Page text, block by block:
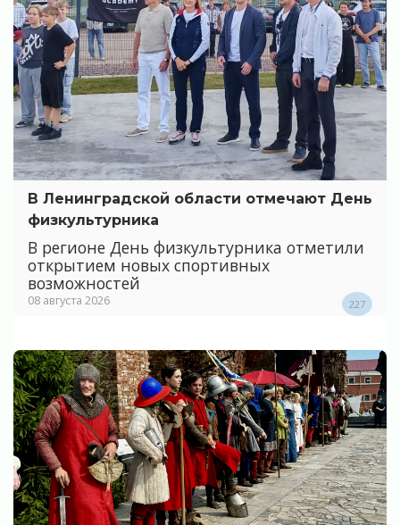
В Ленинградской области отмечают День
физкультурника
В регионе День физкультурника отметили
открытием новых спортивных
возможностей
08 августа 2026 227